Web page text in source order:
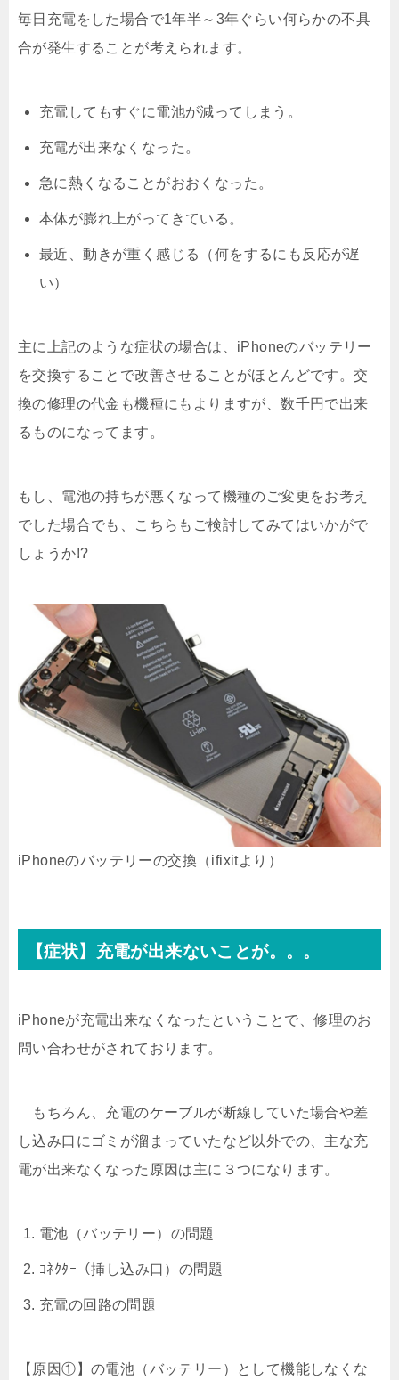
毎日充電をした場合で1年半～3年ぐらい何らかの不具
合が発生することが考えられます。
充電してもすぐに電池が減ってしまう。
充電が出来なくなった。
急に熱くなることがおおくなった。
本体が膨れ上がってきている。
最近、動きが重く感じる（何をするにも反応が遅
い）
主に上記のような症状の場合は、iPhoneのバッテリー
を交換することで改善させることがほとんどです。交
換の修理の代金も機種にもよりますが、数千円で出来
るものになってます。
もし、電池の持ちが悪くなって機種のご変更をお考え
でした場合でも、こちらもご検討してみてはいかがで
しょうか!?
iPhoneのバッテリーの交換（ifixitより）
【症状】充電が出来ないことが。。。
iPhoneが充電出来なくなったということで、修理のお
問い合わせがされております。
もちろん、充電のケーブルが断線していた場合や差
し込み口にゴミが溜まっていたなど以外での、主な充
電が出来なくなった原因は主に３つになります。
電池（バッテリー）の問題
ｺﾈｸﾀｰ（挿し込み口）の問題
充電の回路の問題
【原因①】の電池（バッテリー）として機能しなくな